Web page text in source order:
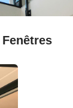
Fenêtres